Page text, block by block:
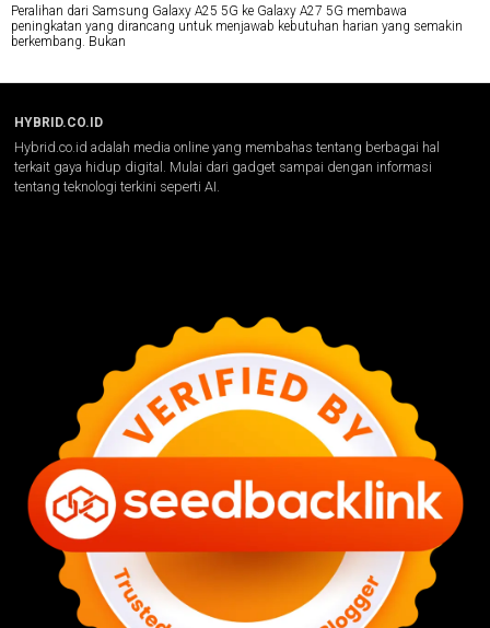
Peralihan dari Samsung Galaxy A25 5G ke Galaxy A27 5G membawa
peningkatan yang dirancang untuk menjawab kebutuhan harian yang semakin
berkembang. Bukan
HYBRID.CO.ID
Hybrid.co.id adalah media online yang membahas tentang berbagai hal
terkait gaya hidup digital. Mulai dari gadget sampai dengan informasi
tentang teknologi terkini seperti AI.